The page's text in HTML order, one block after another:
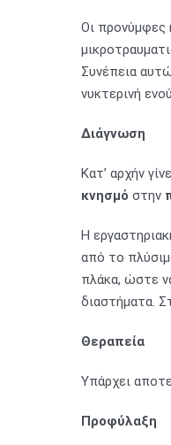
Οι προνύμφες
Συνέπεια
νυκτερινή
Διάγνωση
Κατ’ αρχήν
κνησμό στην
Η
από το
πλάκα, ώστε
διαστήματα.
Θεραπεία
Υπάρχει
Προφύλαξη